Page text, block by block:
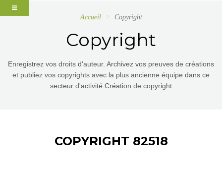
Accueil Copyright
Copyright
Enregistrez vos droits d'auteur. Archivez vos preuves de créations
et publiez vos copyrights avec la plus ancienne équipe dans ce
secteur d'activité.Création de copyright
COPYRIGHT 82518